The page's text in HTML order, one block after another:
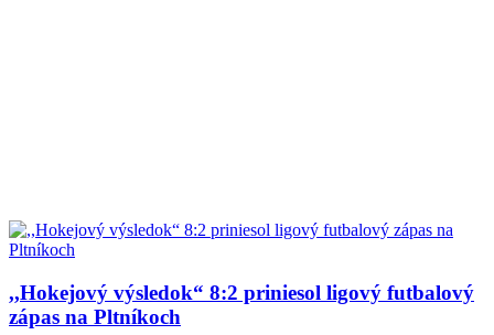
,,Hokejový výsledok“ 8:2 priniesol ligový futbalový
zápas na Pltníkoch